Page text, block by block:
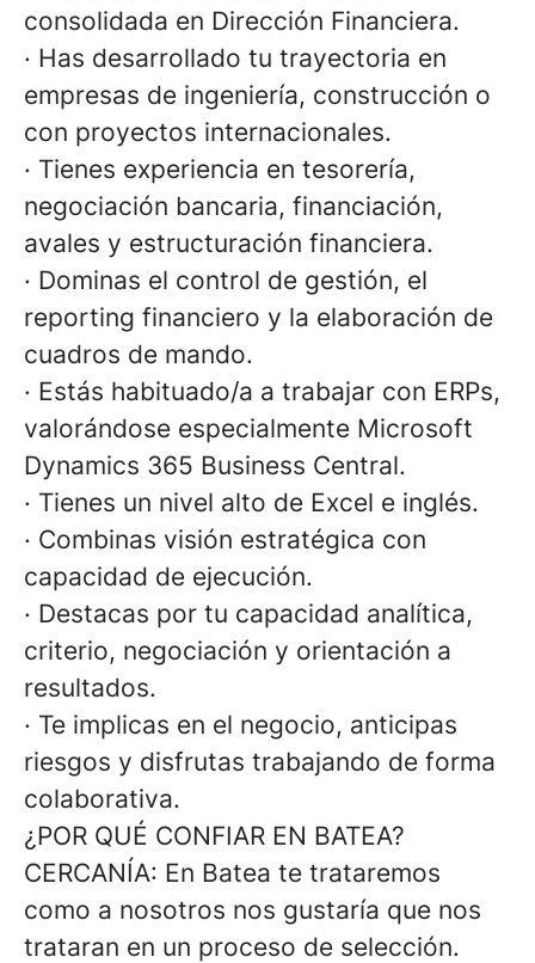
consolidada en Dirección Financiera.
· Has desarrollado tu trayectoria en
empresas de ingeniería, construcción o
con proyectos internacionales.
· Tienes experiencia en tesorería,
negociación bancaria, financiación,
avales y estructuración financiera.
· Dominas el control de gestión, el
reporting financiero y la elaboración de
cuadros de mando.
· Estás habituado/a a trabajar con ERPs,
valorándose especialmente Microsoft
Dynamics 365 Business Central.
· Tienes un nivel alto de Excel e inglés.
· Combinas visión estratégica con
capacidad de ejecución.
· Destacas por tu capacidad analítica,
criterio, negociación y orientación a
resultados.
· Te implicas en el negocio, anticipas
riesgos y disfrutas trabajando de forma
colaborativa.
¿POR QUÉ CONFIAR EN BATEA?
CERCANÍA: En Batea te trataremos
como a nosotros nos gustaría que nos
trataran en un proceso de selección.